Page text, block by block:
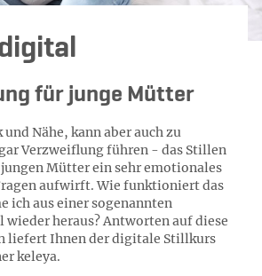
für junge Mütter
Nähe, kann aber auch zu
Verzweiflung führen - das Stillen
Mütter ein sehr emotionales
aufwirft. Wie funktioniert das
ich aus einer sogenannten
heraus? Antworten auf diese
liefert Ihnen der digitale Stillkurs
keleya.